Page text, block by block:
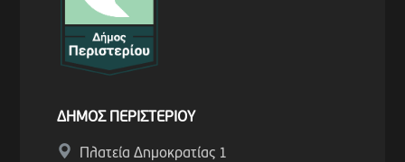
ΔΗΜΟΣ ΠΕΡΙΣΤΕΡΙΟΥ
Πλατεία Δημοκρατίας 1